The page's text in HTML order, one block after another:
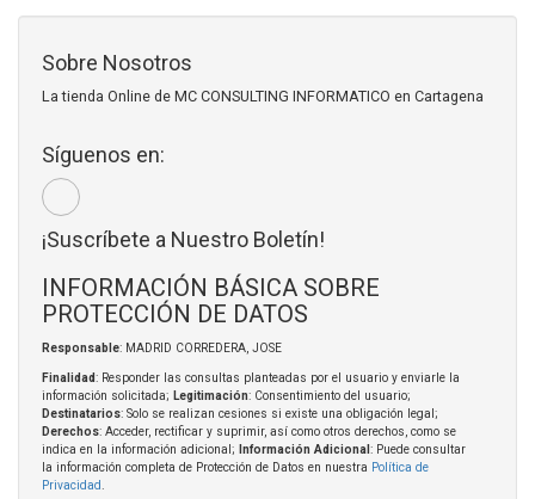
Sobre Nosotros
La tienda Online de MC CONSULTING INFORMATICO en Cartagena
Síguenos en:
¡Suscríbete a Nuestro Boletín!
INFORMACIÓN BÁSICA SOBRE
PROTECCIÓN DE DATOS
Responsable: MADRID CORREDERA, JOSE
Finalidad: Responder las consultas planteadas por el usuario y enviarle la
información solicitada; Legitimación: Consentimiento del usuario;
Destinatarios: Solo se realizan cesiones si existe una obligación legal;
Derechos: Acceder, rectificar y suprimir, así como otros derechos, como se
indica en la información adicional;
Información Adicional : Puede consultar
la información completa de Protección de Datos en nuestra Política de
Privacidad.